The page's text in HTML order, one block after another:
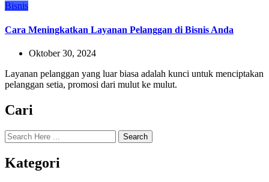
Bisnis
Cara Meningkatkan Layanan Pelanggan di Bisnis Anda
Oktober 30, 2024
Layanan pelanggan yang luar biasa adalah kunci untuk menciptakan
pelanggan setia, promosi dari mulut ke mulut.
Cari
Search
Kategori